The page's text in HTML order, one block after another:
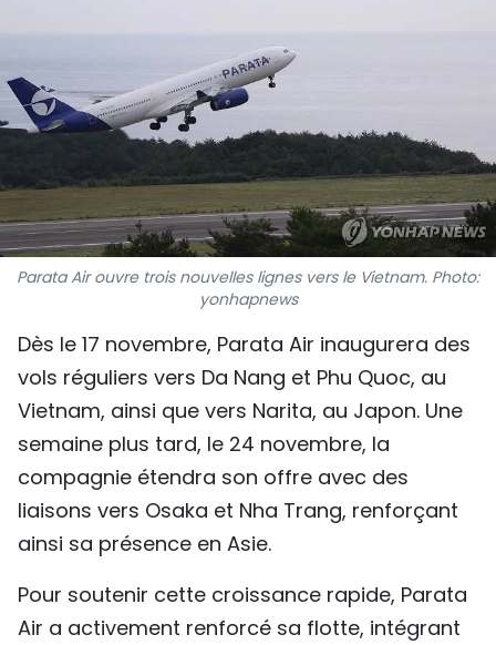
INTERNATIONAL
MÉGASTORIE
INFOGRAPHIE
PHOTO
VIDÉO
À PROPOS DU "PEUPLE"
TIẾNG VIỆT
ENGLISH
РУССКИЙ
ESPAÑOL
Parata Air ouvre trois nouvelles lignes vers le Vietnam. Photo:
yonhapnews
Dès le 17 novembre, Parata Air inaugurera des
vols réguliers vers Da Nang et Phu Quoc, au
Vietnam, ainsi que vers Narita, au Japon. Une
semaine plus tard, le 24 novembre, la
compagnie étendra son offre avec des
liaisons vers Osaka et Nha Trang, renforçant
ainsi sa présence en Asie.
Pour soutenir cette croissance rapide, Parata
Air a activement renforcé sa flotte, intégrant